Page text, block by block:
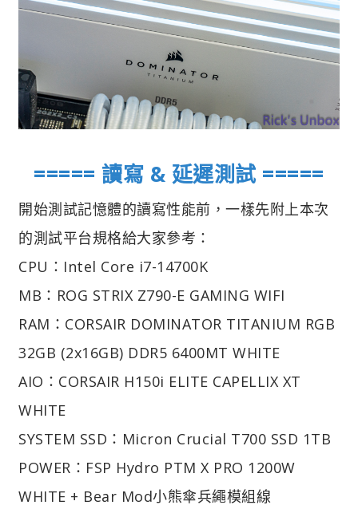
===== 讀寫 & 延遲測試 =====
開始測試記憶體的讀寫性能前，一樣先附上本次
的測試平台規格給大家參考：
CPU：Intel Core i7-14700K
MB：ROG STRIX Z790-E GAMING WIFI
RAM：CORSAIR DOMINATOR TITANIUM RGB
32GB (2x16GB) DDR5 6400MT WHITE
AIO：CORSAIR H150i ELITE CAPELLIX XT
WHITE
SYSTEM SSD：Micron Crucial T700 SSD 1TB
POWER：FSP Hydro PTM X PRO 1200W
WHITE + Bear Mod小熊傘兵繩模組線